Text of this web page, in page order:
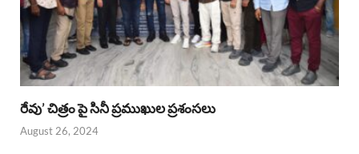
రేవు’ చిత్రం పై సినీ ప్రముఖుల ప్రశంసలు
August 26, 2024